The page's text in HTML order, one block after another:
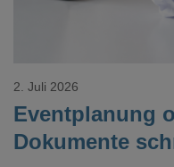
Eventplanung
Dokumente
2. Juli 2026